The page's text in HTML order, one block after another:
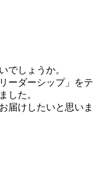
でしょうか。
ーダーシップ」をテ
した。
届けしたいと思いま